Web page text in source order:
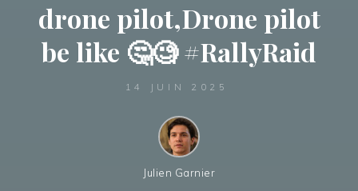
drone pilot,Drone pilot
be like 🤔🧐 #RallyRaid
14 JUIN 2025
Julien Garnier